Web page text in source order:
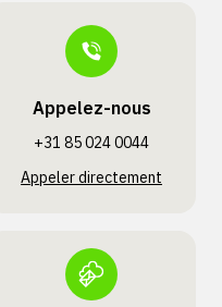
Appelez-nous
+31 85 024 0044
Appeler directement